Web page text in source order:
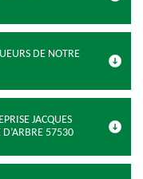
DE NOTRE
JACQUES
D’ARBRE 57530